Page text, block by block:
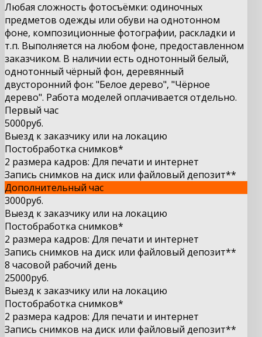
Любая сложность фотосъёмки: одиночных
предметов одежды или обуви на однотонном
фоне, композиционные фотографии, раскладки и
т.п. Выполняется на любом фоне, предоставленном
заказчиком. В наличии есть однотонный белый,
однотонный чёрный фон, деревянный
двусторонний фон: "Белое дерево", "Чёрное
дерево". Работа моделей оплачивается отдельно.
Первый час
5000руб.
Выезд к заказчику или на локацию
Постобработка снимков*
2 размера кадров: Для печати и интернет
Запись снимков на диск или файловый депозит**
Дополнительный час
3000руб.
Выезд к заказчику или на локацию
Постобработка снимков*
2 размера кадров: Для печати и интернет
Запись снимков на диск или файловый депозит**
8 часовой рабочий день
25000руб.
Выезд к заказчику или на локацию
Постобработка снимков*
2 размера кадров: Для печати и интернет
Запись снимков на диск или файловый депозит**